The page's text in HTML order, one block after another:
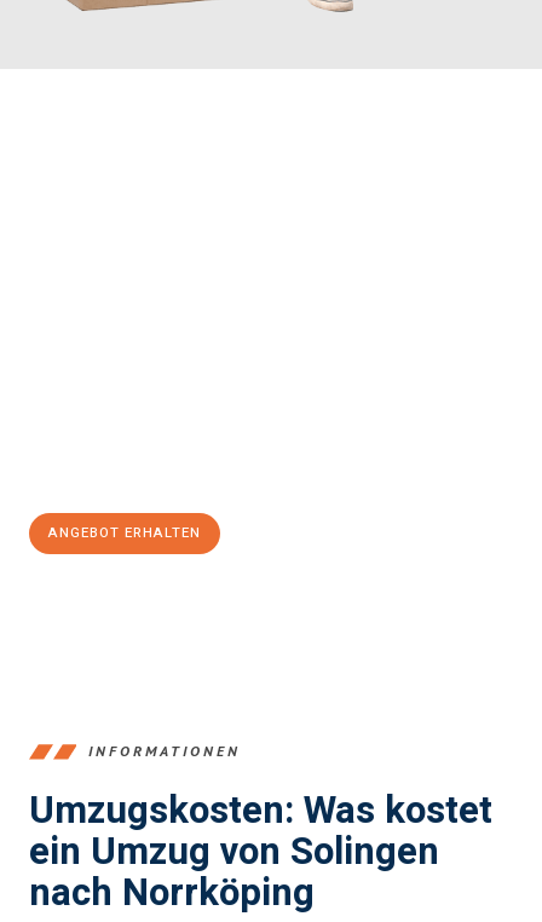
ANGEBOT ERHALTEN
INFORMATIONEN
Umzugskosten: Was kostet
ein Umzug von Solingen
nach Norrköping